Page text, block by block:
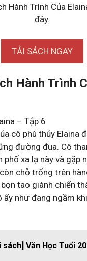
Hành Trình Của
đây.
TẢI SÁCH NGAY
Hành Trình
– Tập 6
cô phù thủy Elaina
đường đua. Cô
phố xa lạ này và gặp
chỗ trống trên
tao giành chiến
như đang ngầm
sách] Văn Học Tuổi